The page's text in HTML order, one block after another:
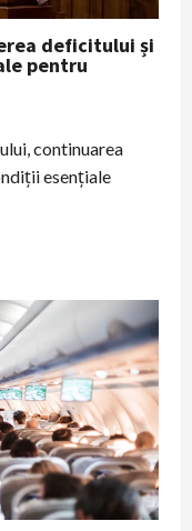
deficitului și
pentru
continuarea
esențiale